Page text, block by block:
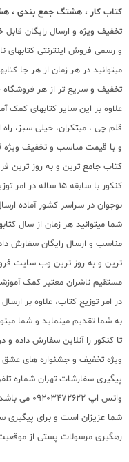
کتاب کار ، هشتگ جمع بندی ،
تخفیف ویژه و ارسال رایگان
و رسمی فروش اینترنتی
میتوانید در هر زمان از هر جا
تخفیف و سریع تر از هر فروشگاه
علاوه بر این سایر کتابهای کمک
قلم چی ، مبتکران، خیلی سبز،
و با قیمت مناسب و تخفیف ویژه
کتاب جامع ترین و به روز ترین
کنکور با سابقه 15
نوجوان در سراسر کشور آماده
شما میتوانید هر زمان از سال
مناسب و ارسال رایگان سفارش
ترین و به روز ترین وب سایت
در امر توزیع کتاب، علاوه بر
به شما تقدیم مینماید و شما
تا کنکور را آنلاین سفارش داده و
ویژه تخفیف و جشنواره های عشق
شما عزیزان است و برای پیگیری
رهگیری مرسولات پستی از